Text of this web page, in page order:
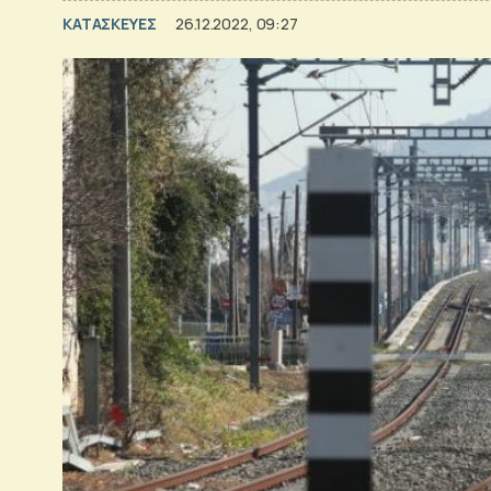
ΚΑΤΑΣΚΕΥΕΣ 26.12.2022, 09:27